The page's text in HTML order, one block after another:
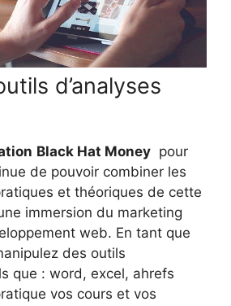
d’analyses
Black Hat Money pour
de pouvoir combiner les
et théoriques de cette
immersion du marketing
web. En tant que
des outils
que : word, excel, ahrefs
vos cours et vos